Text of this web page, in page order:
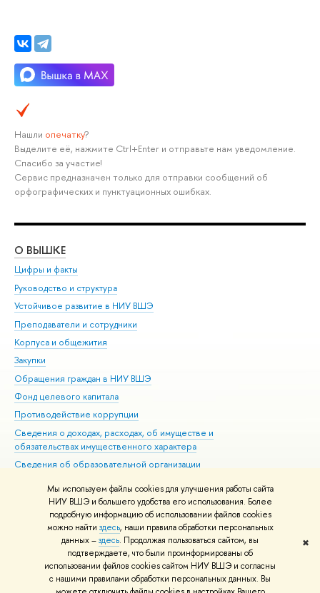
Мы используем файлы cookies для улучшения работы сайта
НИУ ВШЭ и большего удобства его использования. Более
подробную информацию об использовании файлов cookies
можно найти здесь, наши правила обработки персональных
данных –здесь. Продолжая пользоваться сайтом, вы
подтверждаете, что были проинформированы об
использовании файлов cookies сайтом НИУ ВШЭ и согласны
с нашими правилами обработки персональных данных. Вы
✖
Нашли опечатку?
Выделите её, нажмите Ctrl+Enter и отправьте нам уведомление.
Спасибо за участие!
Сервис предназначен только для отправки сообщений об
орфографических и пунктуационных ошибках.
О ВЫШКЕ
Цифры и факты
Руководство и структура
Устойчивое развитие в НИУ ВШЭ
Преподаватели и сотрудники
Корпуса и общежития
Закупки
Обращения граждан в НИУ ВШЭ
Фонд целевого капитала
Противодействие коррупции
Сведения о доходах, расходах, об имуществе и
обязательствах имущественного характера
Сведения об образовательной организации
Людям с ограниченными возможностями здоровья
Единая платежная страница
Работа в Вышке
© НИУ ВШЭ 1993–2026 Адреса и контакты Условия использования
материалов Политика конфиденциальности Карта сайта